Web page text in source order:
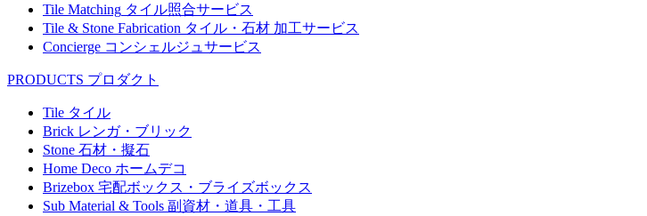
Tile Matching タイル照合サービス
Tile & Stone Fabrication タイル・石材 加工サービス
Concierge コンシェルジュサービス
PRODUCTS プロダクト
Tile タイル
Brick レンガ・ブリック
Stone 石材・擬石
Home Deco ホームデコ
Brizebox 宅配ボックス・ブライズボックス
Sub Material & Tools 副資材・道具・工具